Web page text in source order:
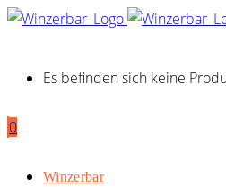
Es befinden sich keine
0
Winzerbar